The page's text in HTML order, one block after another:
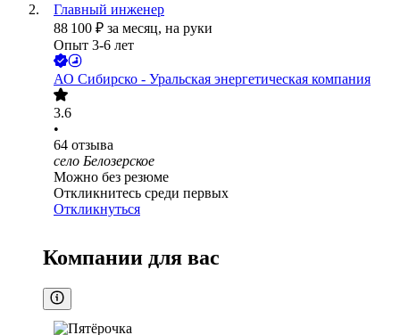
Главный инженер
88 100 ₽ за месяц, на руки
Опыт 3-6 лет
АО Сибирско - Уральская энергетическая компания
3.6
•
64 отзыва
село Белозерское
Можно без резюме
Откликнитесь среди первых
Откликнуться
Компании для вас